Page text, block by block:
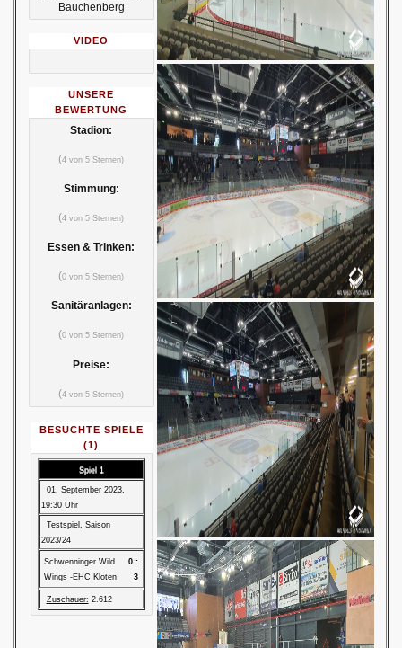
Bauchenberg
VIDEO
UNSERE
BEWERTUNG
Stadion:
(4 von 5 Sternen)
Stimmung:
(4 von 5 Sternen)
Essen & Trinken:
(0 von 5 Sternen)
Sanitäranlagen:
(0 von 5 Sternen)
Preise:
(4 von 5 Sternen)
BESUCHTE SPIELE
(1)
Spiel 1
01. September 2023,
19:30 Uhr
Testspiel, Saison
2023/24
Schwenninger Wild
Wings -EHC Kloten
0 :
3
Zuschauer: 2.612